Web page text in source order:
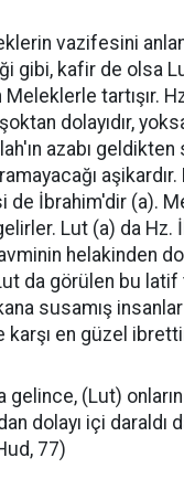
vazifesini
gibi, kafir de olsa
tartışır.
dolayıdır,
azabı geldikten
aşikardır.
de İbrahim'dir (a).
Lut (a) da Hz.
helakinden
da görülen bu
susamış
en güzel
gelince, (Lut)
dolayı içi daraldı
77)